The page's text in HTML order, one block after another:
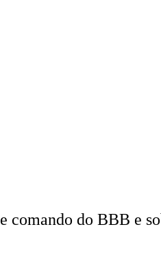
comando do BBB e